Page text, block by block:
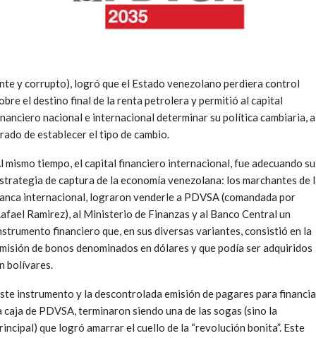
y corrupto), logró que el Estado venezolano perdiera control
el destino final de la renta petrolera y permitió al capital
nacional e internacional determinar su política cambiaria,
de establecer el tipo de cambio.
mismo tiempo, el capital financiero internacional, fue adecuando su
de captura de la economía venezolana: los marchantes de
internacional, lograron venderle a PDVSA (comandada por
Ramirez), al Ministerio de Finanzas y al Banco Central un
financiero que, en sus diversas variantes, consistió en la
de bonos denominados en dólares y que podía ser adquiridos
bolívares.
instrumento y la descontrolada emisión de pagares para
caja de PDVSA, terminaron siendo una de las sogas (sino la
que logró amarrar el cuello de la “revolución bonita”. Este